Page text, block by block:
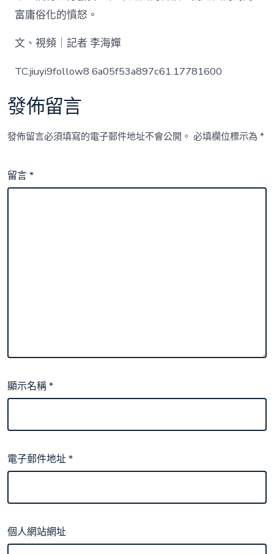
富庸俗化的憤怒。
文、視頻｜記者 李海嬋
TC:jiuyi9follow8 6a05f53a897c61.17781600
發佈留言
發佈留言必須填寫的電子郵件地址不會公開。 必填欄位標示為*
留言*
顯示名稱*
電子郵件地址*
個人網站網址